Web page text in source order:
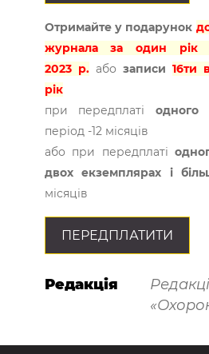
Отримайте у подарунок
журнала за один рік
2023 р. або записи 16ти
рік
при передплатіодного
період -12 місяців
або при передплаті
двох екземплярах і
місяців
ПЕРЕДПЛАТИТИ
Редакція